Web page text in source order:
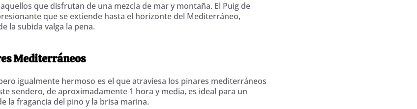
que disfrutan de una mezcla de mar y montaña. El Puig de
que se extiende hasta el horizonte del Mediterráneo,
la subida valga la pena.
Mediterráneos
igualmente hermoso es el que atraviesa los pinares mediterráneos
sendero, de aproximadamente 1 hora y media, es ideal para un
la fragancia del pino y la brisa marina.